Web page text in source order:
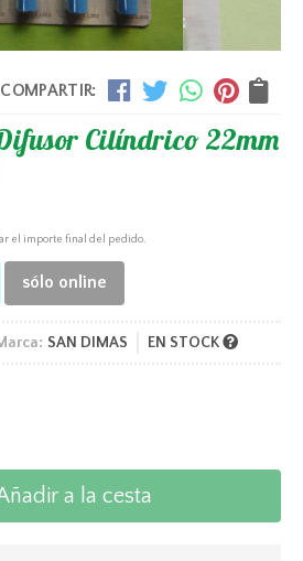
COMPARTIR:
Cilíndrico 22mm
el importe final del pedido.
sólo online
SAN DIMAS EN STOCK
a la cesta